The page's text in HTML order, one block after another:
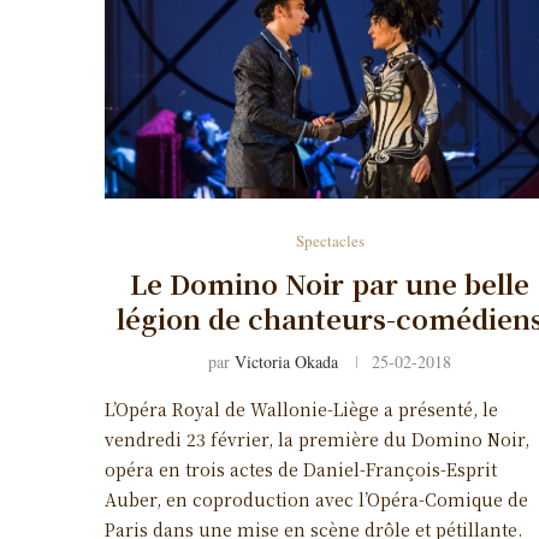
Spectacles
Le Domino Noir par une belle
légion de chanteurs-
parVictoria Okada 25-02-2018
L’Opéra Royal de Wallonie-Liège a présenté, le
vendredi 23 février, la première du Domino Noir,
opéra en trois actes de Daniel-François-Esprit
Auber, en coproduction avec l’Opéra-Comique de
Paris dans une mise en scène drôle et pétillante.